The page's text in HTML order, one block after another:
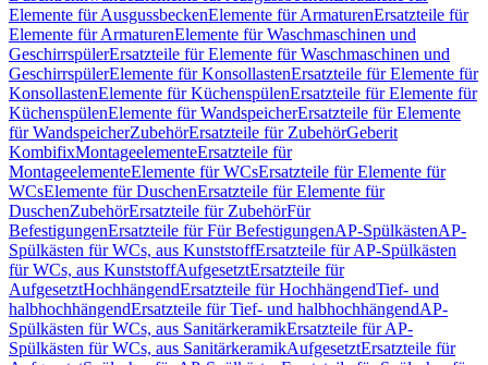
Elemente für AusgussbeckenElemente für ArmaturenErsatzteile für
Elemente für ArmaturenElemente für Waschmaschinen und
GeschirrspülerErsatzteile für Elemente für Waschmaschinen und
GeschirrspülerElemente für KonsollastenErsatzteile für Elemente für
KonsollastenElemente für KüchenspülenErsatzteile für Elemente für
KüchenspülenElemente für WandspeicherErsatzteile für Elemente
für WandspeicherZubehörErsatzteile für ZubehörGeberit
KombifixMontageelementeErsatzteile für
MontageelementeElemente für WCsErsatzteile für Elemente für
WCsElemente für DuschenErsatzteile für Elemente für
DuschenZubehörErsatzteile für ZubehörFür
BefestigungenErsatzteile für Für BefestigungenAP-SpülkästenAP-
Spülkästen für WCs, aus KunststoffErsatzteile für AP-Spülkästen
für WCs, aus KunststoffAufgesetztErsatzteile für
AufgesetztHochhängendErsatzteile für HochhängendTief- und
halbhochhängendErsatzteile für Tief- und halbhochhängendAP-
Spülkästen für WCs, aus SanitärkeramikErsatzteile für AP-
Spülkästen für WCs, aus SanitärkeramikAufgesetztErsatzteile für